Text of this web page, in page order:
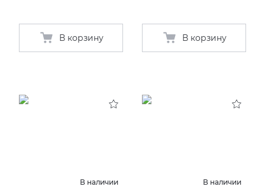
В корзину В корзину
В наличии В наличии